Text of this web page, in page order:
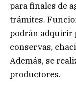
para finales de
trámites.
podrán adquirir
conservas,
Además, se
productores.